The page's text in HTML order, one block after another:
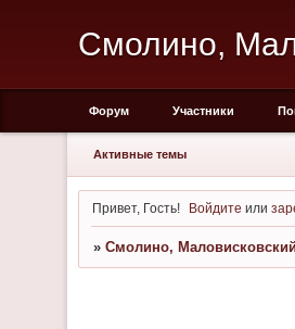
Смолино,
Форум Участники
Активные темы
Привет, Гость! Войдите или
» Смолино,